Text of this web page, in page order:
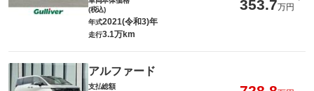
(税込)
353.7万円
年式2021(令和3)年
走行3.1万km
アルファード
支払総額